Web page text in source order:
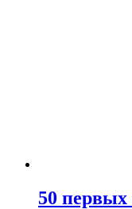
50 первых